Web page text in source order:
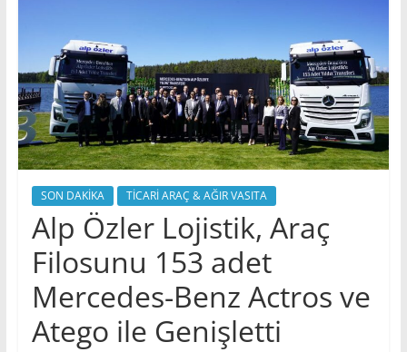
SON DAKİKA TİCARİ ARAÇ & AĞIR VASITA
Alp Özler Lojistik, Araç
Filosunu 153 adet
Mercedes-Benz Actros ve
Atego ile Genişletti